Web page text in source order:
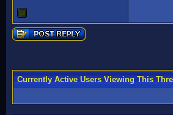
Currently Active Users Viewing This